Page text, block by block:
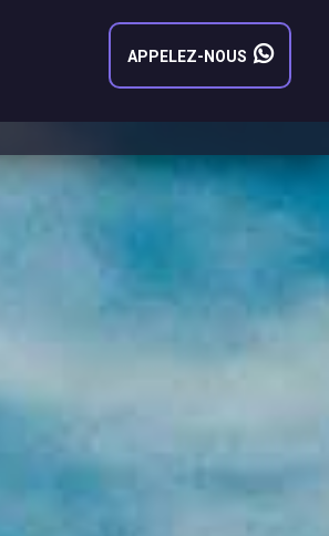
APPELEZ-NOUS